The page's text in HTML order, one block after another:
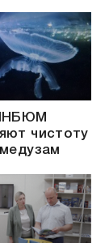
чистоту